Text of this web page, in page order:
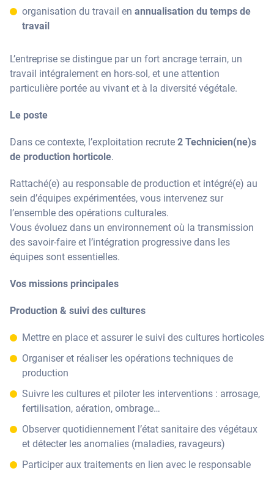
organisation du travail en annualisation du temps de
travail
L’entreprise se distingue par un fort ancrage terrain, un
travail intégralement en hors-sol, et une attention
particulière portée au vivant et à la diversité végétale.
Le poste
Dans ce contexte, l’exploitation recrute 2 Technicien(ne)s
de production horticole.
Rattaché(e) au responsable de production et intégré(e) au
sein d’équipes expérimentées, vous intervenez sur
l’ensemble des opérations culturales.
Vous évoluez dans un environnement où la transmission
des savoir-faire et l’intégration progressive dans les
équipes sont essentielles.
Vos missions principales
Production & suivi des cultures
Mettre en place et assurer le suivi des cultures horticoles
Organiser et réaliser les opérations techniques de
production
Suivre les cultures et piloter les interventions : arrosage,
fertilisation, aération, ombrage…
Observer quotidiennement l’état sanitaire des végétaux
et détecter les anomalies (maladies, ravageurs)
Participer aux traitements en lien avec le responsable